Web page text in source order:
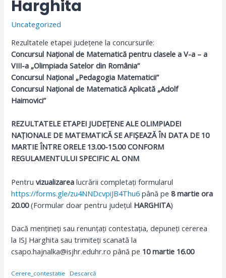
Harghita
Uncategorized
Rezultatele etapei județene la concursurile:
Concursul Național de Matematică pentru clasele a V-a – a
VIII-a „Olimpiada Satelor din România”
Concursul Național „Pedagogia Matematicii”
Concursul Național de Matematică Aplicată „Adolf
Haimovici”
REZULTATELE ETAPEI JUDEȚENE ALE OLIMPIADEI
NAȚIONALE DE MATEMATICĂ SE AFIȘEAZĂ ÎN DATA DE 10
MARTIE ÎNTRE ORELE 13.00-15.00 CONFORM
REGULAMENTULUI SPECIFIC AL ONM
Pentruvizualizarea lucrării completați formularul
https://forms.gle/zu4NNDcvpiJB4Thu6 până pe8 martie ora
20.00(Formular doar pentru județul HARGHITA)
Dacă mențineți sau renunțați contestația, depuneți cererea
la ISJ Harghita sau trimiteți scanată la
csapo.hajnalka@isjhr.eduhr.ro până pe 10 martie 16.00
Cerere_contestatie
Descarcă